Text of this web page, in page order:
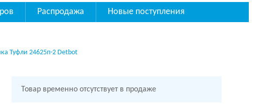
Распродажа Новые поступления
Туфли 24625п-2 Detbot
Товар временно отсутствует в продаже